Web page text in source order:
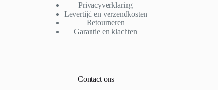
Privacyverklaring
Levertijd en verzendkosten
Retourneren
Garantie en klachten
Contact ons